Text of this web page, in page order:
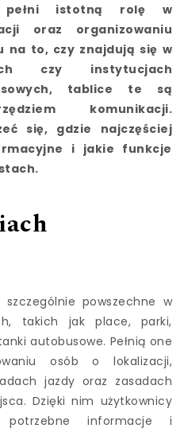
istotną rolę w
oraz organizowaniu
na to, czy znajdują się w
czy instytucjach
tablice te są
komunikacji.
się, gdzie najczęściej
i jakie funkcje
szczególnie powszechne w
takich jak place, parki,
autobusowe. Pełnią one
osób o lokalizacji,
jazdy oraz zasadach
Dzięki nim użytkownicy
informacje i